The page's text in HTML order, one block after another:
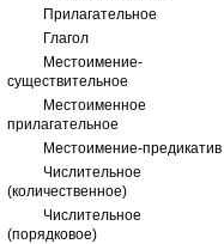
Прилагательное
Глагол
Местоимение-
существительное
Местоименное
прилагательное
Местоимение-предикатив
Числительное
(количественное)
Числительное
(порядковое)